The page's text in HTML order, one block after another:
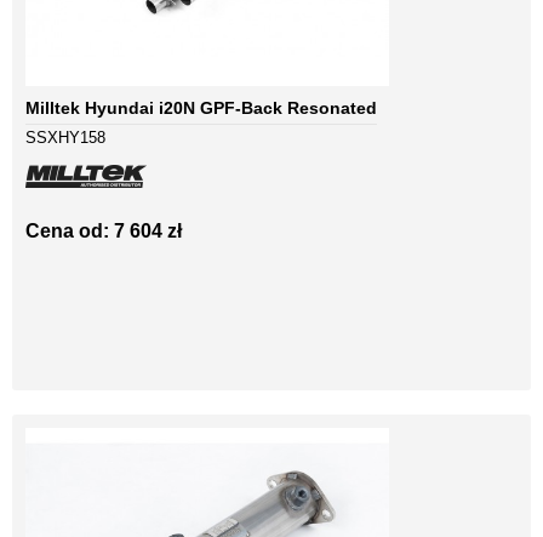
Milltek Hyundai i20N GPF-Back Resonated
SSXHY158
Cena od: 7 604 zł